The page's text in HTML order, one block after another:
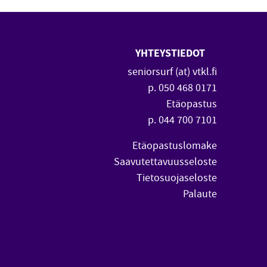
YHTEYSTIEDOT
seniorsurf (at) vtkl.fi
p. 050 468 0171
Etäopastus
p. 044 700 7101
Etäopastuslomake
Saavutettavuusseloste
Tietosuojaseloste
Palaute